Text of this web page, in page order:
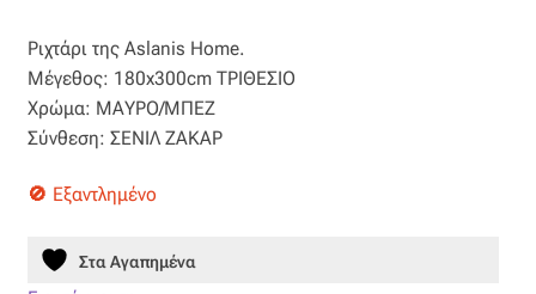
Βελούδο
Γάζα
was:
80,00 €.
τιμή
είναι:
40,00 €.
Ριχτάρι της Aslanis Home.
Μέγεθος: 180x300cm ΤΡΙΘΕΣΙΟ
Χρώμα: ΜΑΥΡΟ/ΜΠΕΖ
Σύνθεση: ΣΕΝΙΛ ΖΑΚΑΡ
Εξαντλημένο
Στα Αγαπημένα